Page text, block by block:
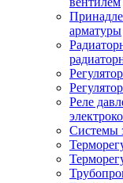
арматуры
Реле
Системы